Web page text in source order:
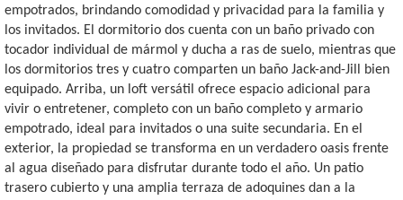
empotrados, brindando comodidad y privacidad para la familia y
los invitados. El dormitorio dos cuenta con un baño privado con
tocador individual de mármol y ducha a ras de suelo, mientras que
los dormitorios tres y cuatro comparten un baño Jack-and-Jill bien
equipado. Arriba, un loft versátil ofrece espacio adicional para
vivir o entretener, completo con un baño completo y armario
empotrado, ideal para invitados o una suite secundaria. En el
exterior, la propiedad se transforma en un verdadero oasis frente
al agua diseñado para disfrutar durante todo el año. Un patio
trasero cubierto y una amplia terraza de adoquines dan a la